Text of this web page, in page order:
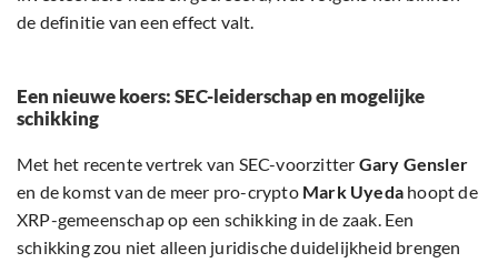
de definitie van een effect valt.
Een nieuwe koers: SEC-leiderschap en mogelijke
schikking
Met het recente vertrek van SEC-voorzitter Gary Gensler
en de komst van de meer pro-crypto Mark Uyeda hoopt de
XRP-gemeenschap op een schikking in de zaak. Een
schikking zou niet alleen juridische duidelijkheid brengen